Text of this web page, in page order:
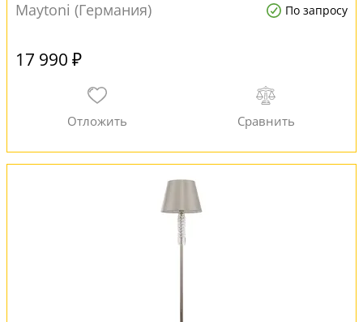
Maytoni (Германия)
По запросу
17 990 ₽